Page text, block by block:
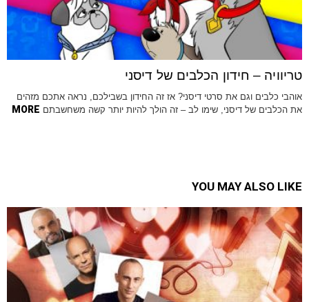
טריוויה – חידון הכלבים של דיסני
אוהבי כלבים וגם את סרטי דיסני? אז זה החידון בשבילכם, נראה אתכם מזהים
את הכלבים של דיסני, שימו לב – זה הולך להיות יותר קשה משחשבתם MORE
YOU MAY ALSO LIKE